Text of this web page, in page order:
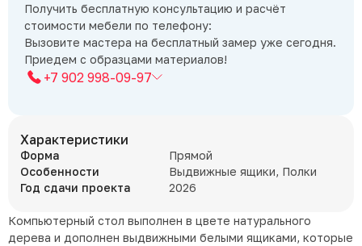
Получить бесплатную консультацию и расчёт
стоимости мебели по телефону:
Вызовите мастера на бесплатный замер уже сегодня.
Приедем с образцами материалов!
+7 902 998-09-97
Характеристики
Форма
Прямой
Особенности
Выдвижные ящики, Полки
Год сдачи проекта
2026
Компьютерный стол выполнен в цвете натурального
дерева и дополнен выдвижными белыми ящиками, которые